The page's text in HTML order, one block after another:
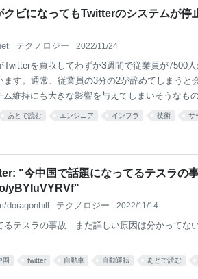
カメラ、レーダーなどのセンサーを活用して
クビになってもTwitterのシステムが
テクノロジー 2022/11/24
Twitterを買収してわずか3週間で従業員が7500
す。通常、従業員の3分の2が辞めてしまうと
維持にも大きな影響を与えてしまいそうなも
く稼働を続けています。大規模な人員削減があ
p/why-twitter-didnt-go-
のサイ
あとで読む エンジニア インフラ 技術 サ
"今中国で話題になってるテスラの
yBYIuVYRVf"
doragonhill テクノロジー 2022/11/14
るテスラの事故…まだ詳しい原因は分かって
国 twitter 自動車 自動運転 あとで読む